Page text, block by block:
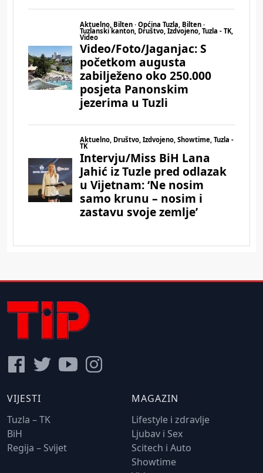
VIJESTI
Tuzla – TK
BiH
Regija – Svijet
MAGAZIN
Lifestyle i zdravlje
Ljubav i Sex
Scitech i Auto
Showtime